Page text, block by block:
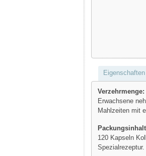
Eigenschaften
Verzehrmenge:
Erwachsene
Mahlzeiten mit
120 Kapseln
Spezialrezeptur.